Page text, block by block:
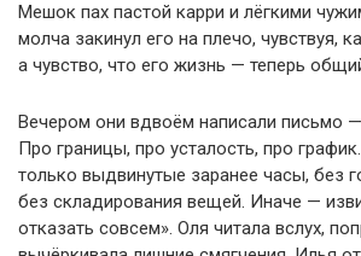
Мешок пах пастой карри и лёгкими
молча закинул его на плечо, чувствуя,
а чувство, что его жизнь — теперь
Вечером они вдвоём написали письмо
Про границы, про усталость, про
только выдвинутые заранее часы, без
без складирования вещей. Иначе —
отказать совсем». Оля читала вслух,